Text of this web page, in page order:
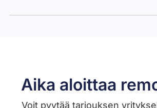
Aika aloittaa
Voit pyytää tarjouksen